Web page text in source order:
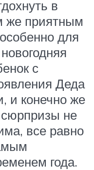
в
же приятным
для
с
Деда
и конечно же
не
все равно
года.